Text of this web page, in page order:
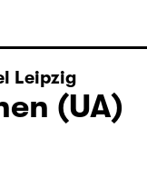
Leipzig
(UA)